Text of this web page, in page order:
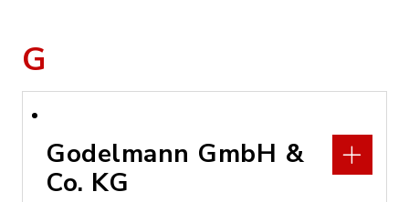
G
Godelmann GmbH &
Co. KG